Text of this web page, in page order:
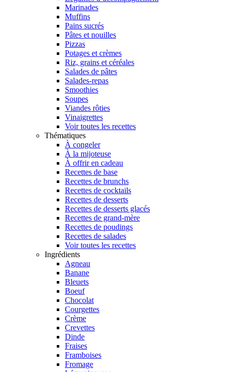
Marinades
Muffins
Pains sucrés
Pâtes et nouilles
Pizzas
Potages et crèmes
Riz, grains et céréales
Salades de pâtes
Salades-repas
Smoothies
Soupes
Viandes rôties
Vinaigrettes
Voir toutes les recettes
Thématiques
À congeler
À la mijoteuse
À offrir en cadeau
Recettes de base
Recettes de brunchs
Recettes de cocktails
Recettes de desserts
Recettes de desserts glacés
Recettes de grand-mère
Recettes de poudings
Recettes de salades
Voir toutes les recettes
Ingrédients
Agneau
Banane
Bleuets
Boeuf
Chocolat
Courgettes
Crème
Crevettes
Dinde
Fraises
Framboises
Fromage